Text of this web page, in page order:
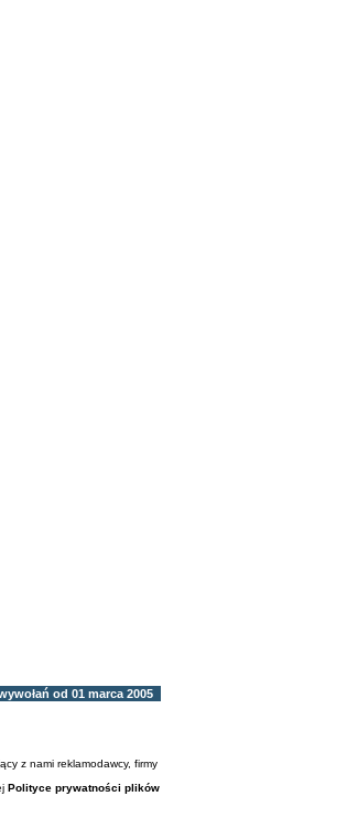
od 01 marca 2005
z nami reklamodawcy, firmy
Polityce prywatności plików